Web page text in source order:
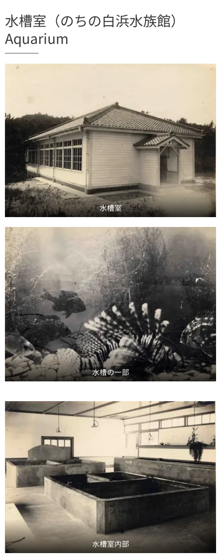
水槽室（のちの白浜水族館）
Aquarium
水槽室
水槽の一部
水槽室内部